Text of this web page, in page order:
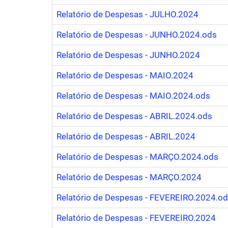
Relatório de Despesas - JULHO.2024
Relatório de Despesas - JUNHO.2024.ods
Relatório de Despesas - JUNHO.2024
Relatório de Despesas - MAIO.2024
Relatório de Despesas - MAIO.2024.ods
Relatório de Despesas - ABRIL.2024.ods
Relatório de Despesas - ABRIL.2024
Relatório de Despesas - MARÇO.2024.ods
Relatório de Despesas - MARÇO.2024
Relatório de Despesas -
Relatório de Despesas - FEVEREIRO.2024